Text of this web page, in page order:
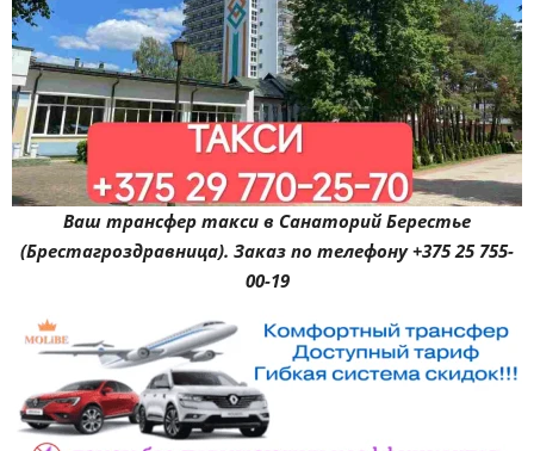
Ваш трансфер такси в Санаторий Берестье
(Брестагроздравница). Заказ по телефону +375 25 755-
00-19